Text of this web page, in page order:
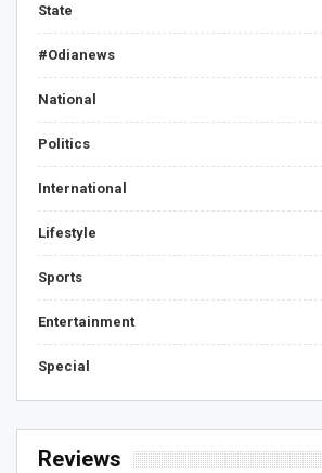
State
#Odianews
National
Politics
International
Lifestyle
Sports
Entertainment
Special
Reviews